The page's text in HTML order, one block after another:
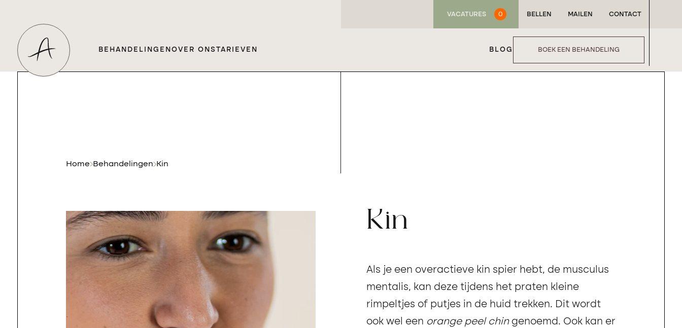
VACATURES 0 BELLEN MAILEN CONTACT
BEHANDELINGEN OVER ONS TARIEVEN BLOG BOEK EEN BEHANDELING
Home Behandelingen Kin
Kin
Als je een overactieve kin spier hebt, de musculus
mentalis, kan deze tijdens het praten kleine
rimpeltjes of putjes in de huid trekken. Dit wordt
ook wel een orange peel chin genoemd. Ook kan er